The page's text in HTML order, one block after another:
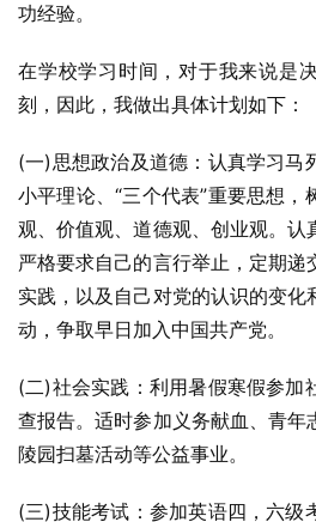
功经验。
在学校学习时间，对于我来说是
刻，因此，我做出具体计划如下：
(一)思想政治及道德：认真学习马
小平理论、“三个代表”重要思想，
观、价值观、道德观、创业观。认
严格要求自己的言行举止，定期递
实践，以及自己对党的认识的变化
动，争取早日加入中国共产党。
(二)社会实践：利用暑假寒假参加
查报告。适时参加义务献血、青年
陵园扫墓活动等公益事业。
(三)技能考试：参加英语四，六级